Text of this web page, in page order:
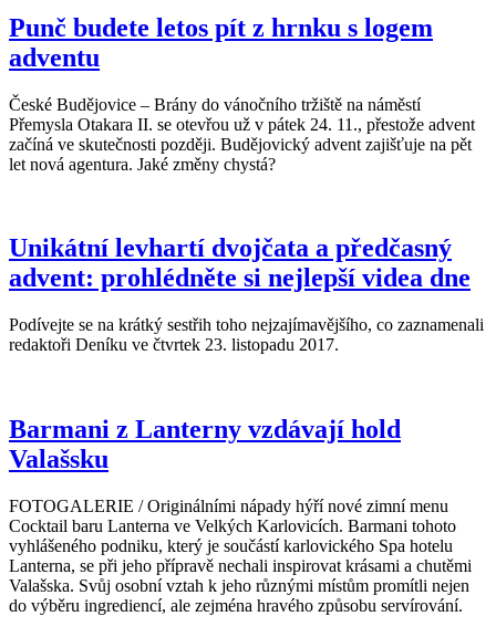
Punč budete letos pít z hrnku s logem
adventu
České Budějovice – Brány do vánočního tržiště na náměstí
Přemysla Otakara II. se otevřou už v pátek 24. 11., přestože advent
začíná ve skutečnosti později. Budějovický advent zajišťuje na pět
let nová agentura. Jaké změny chystá?
Unikátní levhartí dvojčata a předčasný
advent: prohlédněte si nejlepší videa dne
Podívejte se na krátký sestřih toho nejzajímavějšího, co zaznamenali
redaktoři Deníku ve čtvrtek 23. listopadu 2017.
Barmani z Lanterny vzdávají hold
Valašsku
FOTOGALERIE / Originálními nápady hýří nové zimní menu
Cocktail baru Lanterna ve Velkých Karlovicích. Barmani tohoto
vyhlášeného podniku, který je součástí karlovického Spa hotelu
Lanterna, se při jeho přípravě nechali inspirovat krásami a chutěmi
Valašska. Svůj osobní vztah k jeho různými místům promítli nejen
do výběru ingrediencí, ale zejména hravého způsobu servírování.